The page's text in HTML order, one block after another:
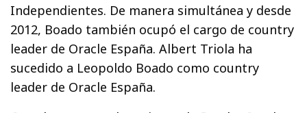
Independientes. De manera simultánea y desde
2012, Boado también ocupó el cargo de country
leader de Oracle España. Albert Triola ha
sucedido a Leopoldo Boado como country
leader de Oracle España.